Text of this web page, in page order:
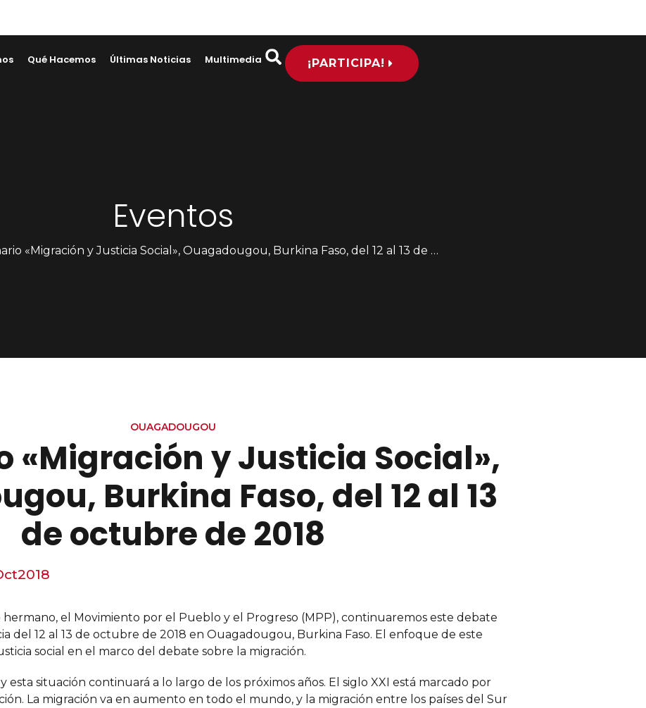
Qué Hacemos Últimas Noticias Multimedia ¡PARTICIPA!
Eventos
«Migración y Justicia Social», Ouagadougou, Burkina Faso, del 12 al 13 de octubre de 2018
OUAGADOUGOU
«Migración y Justicia Social»,
Burkina Faso, del 12 al 13
de octubre de 2018
2018
el Movimiento por el Pueblo y el Progreso (MPP), continuaremos este debate
del 12 al 13 de octubre de 2018 en Ouagadougou, Burkina Faso. El enfoque de este
social en el marco del debate sobre la migración.
situación continuará a lo largo de los próximos años. El siglo XXI está marcado por
La migración va en aumento en todo el mundo, y la migración entre los países del Sur